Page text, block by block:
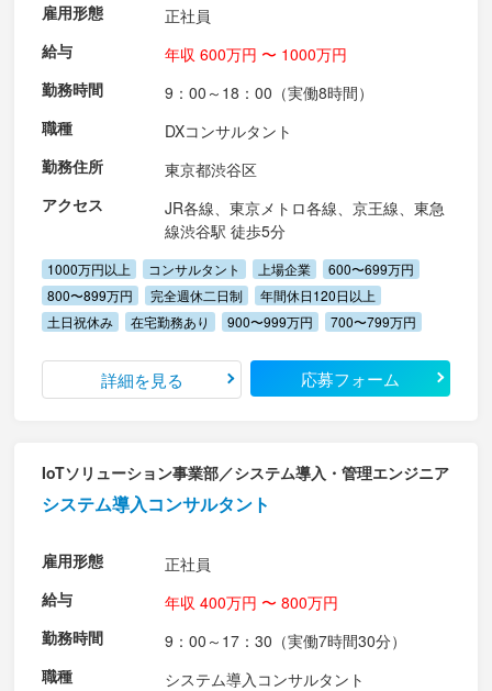
雇用形態
正社員
給与
年収 600万円 〜 1000万円
勤務時間
9：00～18：00（実働8時間）
職種
DXコンサルタント
勤務住所
東京都渋谷区
アクセス
JR各線、東京メトロ各線、京王線、東急
線渋谷駅 徒歩5分
1000万円以上 コンサルタント 上場企業
600〜699万円
800〜899万円
完全週休二日制
年間休日120日以上
土日祝休み
在宅勤務あり 900〜999万円 700〜799万円
詳細を見る 応募フォーム
IoTソリューション事業部／システム導入・管理エンジニア
システム導入コンサルタント
雇用形態
正社員
給与
年収 400万円 〜 800万円
勤務時間
9：00～17：30（実働7時間30分）
職種
システム導入コンサルタント